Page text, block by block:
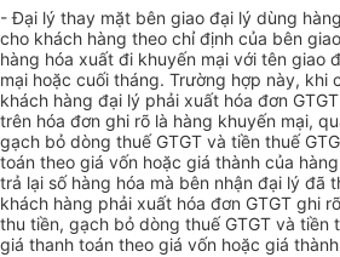
- Đại lý thay mặt bên giao đại lý dùng
cho khách hàng theo chỉ định của bên
hàng hóa xuất đi khuyến mại với tên giao
mại hoặc cuối tháng. Trường hợp này, khi
khách hàng đại lý phải xuất hóa đơn
trên hóa đơn ghi rõ là hàng khuyến mại,
gạch bỏ dòng thuế GTGT và tiền thuế
toán theo giá vốn hoặc giá thành của
trả lại số hàng hóa mà bên nhận đại lý đã
khách hàng phải xuất hóa đơn GTGT ghi
thu tiền, gạch bỏ dòng thuế GTGT và tiền
giá thanh toán theo giá vốn hoặc giá